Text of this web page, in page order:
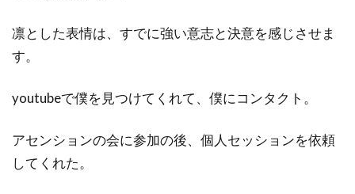
凛とした表情は、すでに強い意志と決意を感じさせま
す。
youtubeで僕を見つけてくれて、僕にコンタクト。
アセンションの会に参加の後、個人セッションを依頼
してくれた。